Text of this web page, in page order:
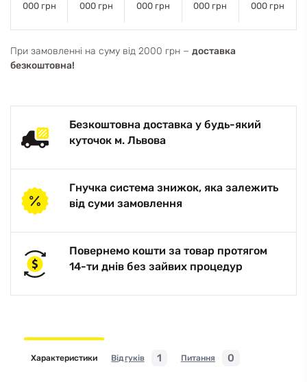
000 грн
000 грн
000 грн
000 грн
000 грн
При замовленні на суму від 2000 грн − доставка
безкоштовна!
Безкоштовна доставка у будь-який
куточок м. Львова
Гнучка система знижок, яка залежить
від суми замовлення
Повернемо кошти за товар протягом
14-ти днів без зайвих процедур
Характеристики Відгуків 1 Питання 0